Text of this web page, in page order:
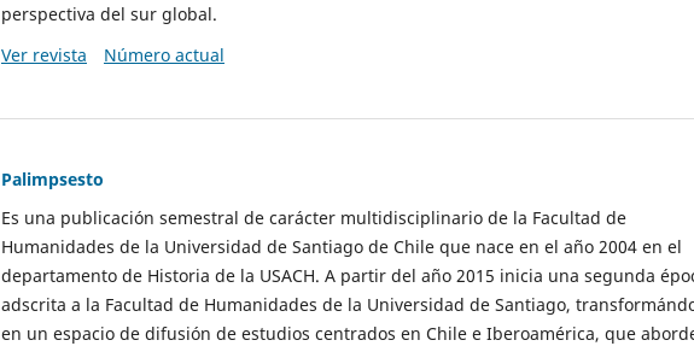
perspectiva del sur global.
Ver revista
Número actual
Palimpsesto
Es una publicación semestral de carácter multidisciplinario de la Facultad de
Humanidades de la Universidad de Santiago de Chile que nace en el año 2004 en el
departamento de Historia de la USACH. A partir del año 2015 inicia una segunda
adscrita a la Facultad de Humanidades de la Universidad de Santiago,
en un espacio de difusión de estudios centrados en Chile e Iberoamérica, que